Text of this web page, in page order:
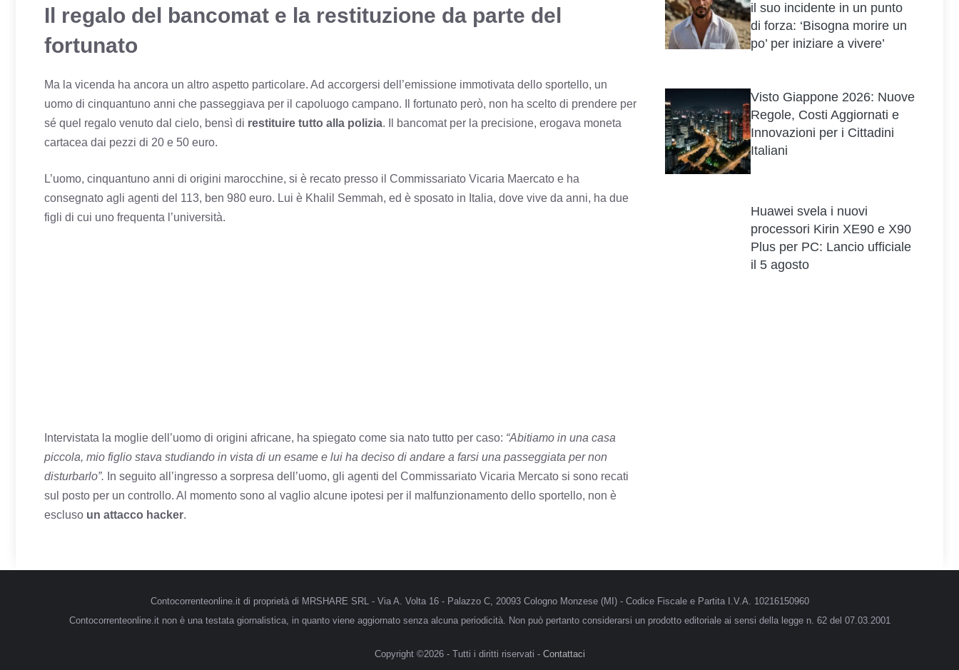
Il regalo del bancomat e la restituzione da parte del
fortunato
Ma la vicenda ha ancora un altro aspetto particolare. Ad accorgersi dell’emissione immotivata dello sportello, un
uomo di cinquantuno anni che passeggiava per il capoluogo campano. Il fortunato però, non ha scelto di prendere per
sé quel regalo venuto dal cielo, bensì di restituire tutto alla polizia. Il bancomat per la precisione, erogava moneta
cartacea dai pezzi di 20 e 50 euro.
L’uomo, cinquantuno anni di origini marocchine, si è recato presso il Commissariato Vicaria Maercato e ha
consegnato agli agenti del 113, ben 980 euro. Lui è Khalil Semmah, ed è sposato in Italia, dove vive da anni, ha due
figli di cui uno frequenta l’università.
Intervistata la moglie dell’uomo di origini africane, ha spiegato come sia nato tutto per caso: “Abitiamo in una casa
piccola, mio figlio stava studiando in vista di un esame e lui ha deciso di andare a farsi una passeggiata per non
disturbarlo”. In seguito all’ingresso a sorpresa dell’uomo, gli agenti del Commissariato Vicaria Mercato si sono recati
sul posto per un controllo. Al momento sono al vaglio alcune ipotesi per il malfunzionamento dello sportello, non è
escluso un attacco hacker.
il suo incidente in un punto
di forza: ‘Bisogna morire un
po’ per iniziare a vivere’
Visto Giappone 2026: Nuove
Regole, Costi Aggiornati e
Innovazioni per i Cittadini
Italiani
Huawei svela i nuovi
processori Kirin XE90 e X90
Plus per PC: Lancio ufficiale
il 5 agosto
Contocorrenteonline.it di proprietà di MRSHARE SRL - Via A. Volta 16 - Palazzo C, 20093 Cologno Monzese (MI) - Codice Fiscale e Partita I.V.A. 10216150960
Contocorrenteonline.it non è una testata giornalistica, in quanto viene aggiornato senza alcuna periodicità. Non può pertanto considerarsi un prodotto editoriale ai sensi della legge n. 62 del 07.03.2001
Copyright ©2026 - Tutti i diritti riservati - Contattaci